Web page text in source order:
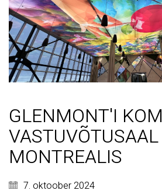
GLENMONT'I
VASTUVÕTUSAAL
MONTREALIS
7. oktoober 2024